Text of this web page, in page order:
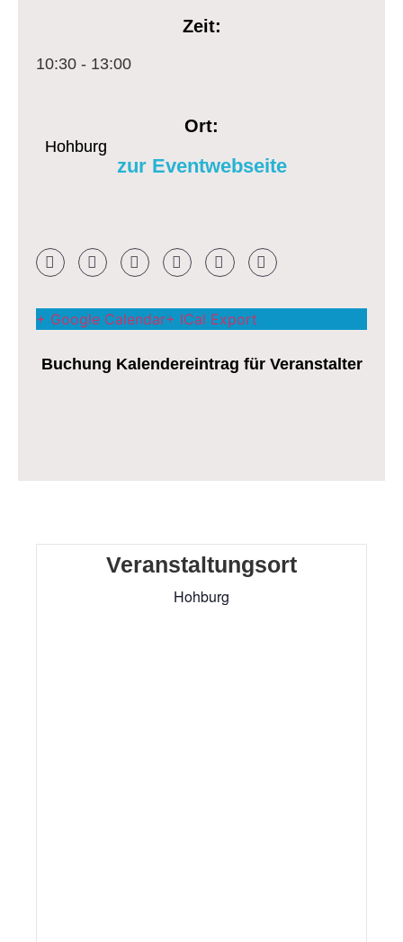
Zeit:
10:30 - 13:00
Ort:
Hohburg
zur Eventwebseite
+ Google Calendar+ ICal Export
Buchung Kalendereintrag für Veranstalter
Veranstaltungsort
Hohburg